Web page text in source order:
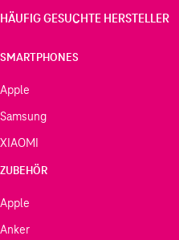
HÄUFIG GESUCHTE HERSTELLER
SMARTPHONES
Apple
Samsung
XIAOMI
ZUBEHÖR
Apple
Anker